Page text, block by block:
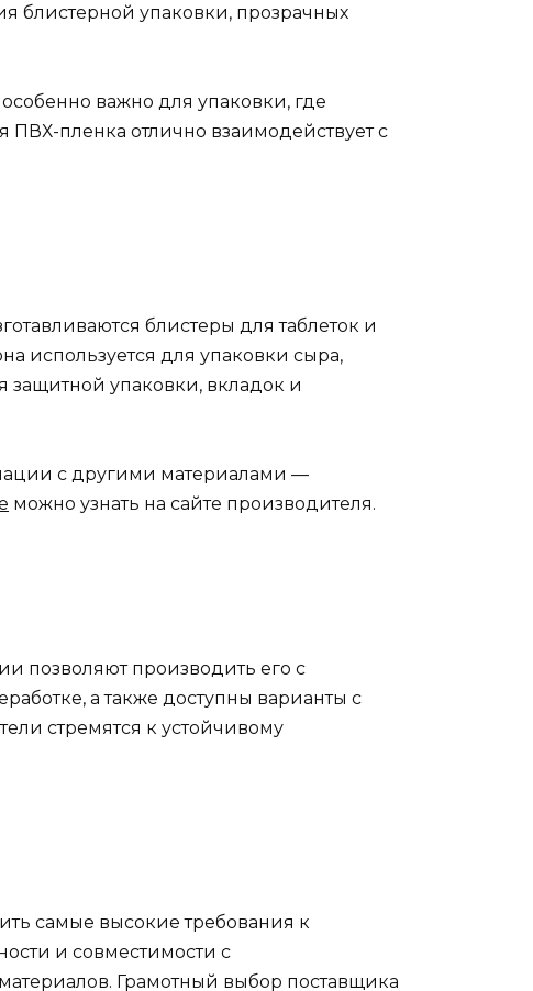
блистерной упаковки, прозрачных
важно для упаковки, где
ПВХ-пленка отлично взаимодействует с
блистеры для таблеток и
используется для упаковки сыра,
упаковки, вкладок и
с другими материалами —
можно узнать на сайте производителя.
позволяют производить его с
а также доступны варианты с
стремятся к устойчивому
самые высокие требования к
и совместимости с
Грамотный выбор поставщика